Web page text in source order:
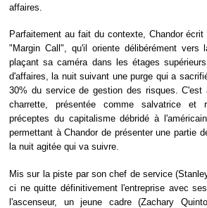
affaires.
Parfaitement au fait du contexte, Chandor
"Margin Call", qu'il oriente délibérément vers
plaçant sa caméra dans les étages
d'affaires, la nuit suivant une purge qui a
30% du service de gestion des risques. C'est
charrette, présentée comme salvatrice et
préceptes du capitalisme débridé à
permettant à Chandor de présenter une partie
la nuit agitée qui va suivre.
Mis sur la piste par son chef de service
ci ne quitte définitivement l'entreprise avec
l'ascenseur, un jeune cadre (Zachary